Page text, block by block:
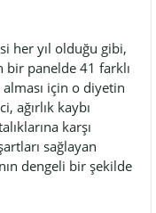
her yıl olduğu gibi,
bir panelde 41 farklı
için o diyetin
ağırlık kaybı
karşı
sağlayan
dengeli bir şekilde